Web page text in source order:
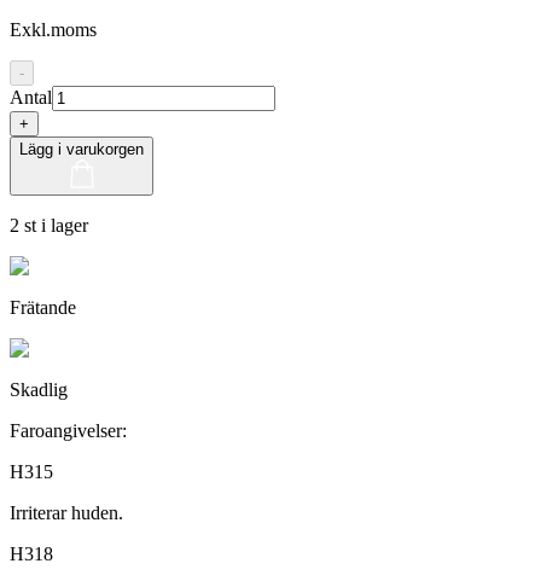
Exkl.moms
-
Antal
+
Lägg i varukorgen
2 st i lager
Frätande
Skadlig
Faroangivelser:
H315
Irriterar huden.
H318